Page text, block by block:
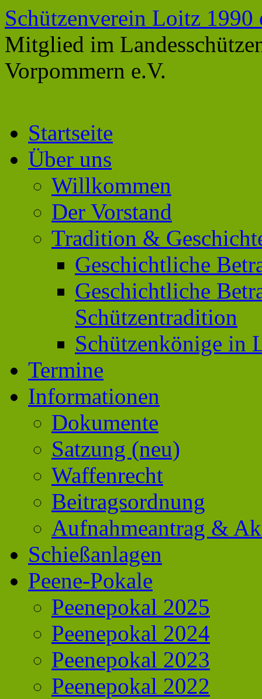
Schützenverein Loitz 1990
Mitglied im
Vorpommern e.V.
Inhalt
springenStartseite
Über uns
Willkommen
Der Vorstand
Tradition &
Geschichtliche
Geschichtliche
Schützentradition
Schützenkönige in
Termine
Informationen
Dokumente
Satzung (neu)
Waffenrecht
Beitragsordnung
Aufnahmeantrag &
Schießanlagen
Peene-Pokale
Peenepokal 2025
Peenepokal 2024
Peenepokal 2023
Peenepokal 2022